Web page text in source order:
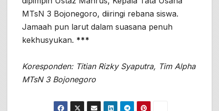
MTsN 3 Bojonegoro, diiringi rebana siswa.
Jamaah pun larut dalam suasana penuh
kekhusyukan. ***
Koresponden: Titian Rizky Syaputra, Tim Alpha
MTsN 3 Bojonegoro